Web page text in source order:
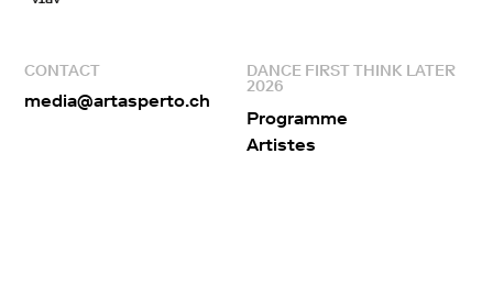
CONTACT
media@artasperto.ch
DANCE FIRST THINK LATER
2026
Programme
Artistes